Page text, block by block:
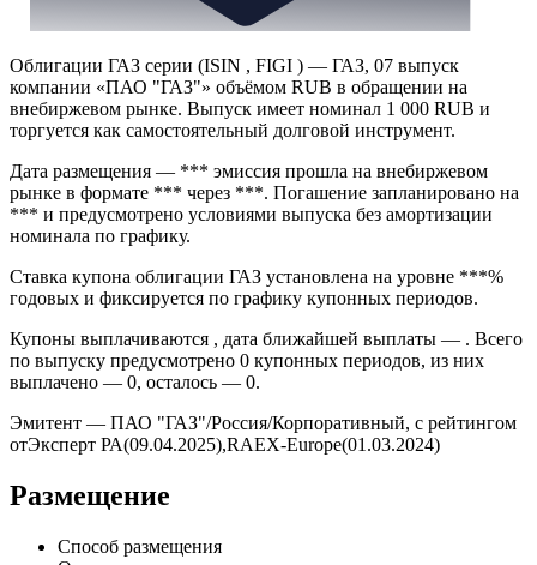
Облигации ГАЗ серии (ISIN , FIGI ) — ГАЗ, 07 выпуск
компании «ПАО "ГАЗ"» объёмом RUB в обращении на
внебиржевом рынке. Выпуск имеет номинал 1 000 RUB и
торгуется как самостоятельный долговой инструмент.
Дата размещения — *** эмиссия прошла на внебиржевом
рынке в формате *** через ***. Погашение запланировано на
*** и предусмотрено условиями выпуска без амортизации
номинала по графику.
Ставка купона облигации ГАЗ установлена на уровне ***%
годовых и фиксируется по графику купонных периодов.
Купоны выплачиваются , дата ближайшей выплаты — . Всего
по выпуску предусмотрено 0 купонных периодов, из них
выплачено — 0, осталось — 0.
Эмитент — ПАО "ГАЗ"/Россия/Корпоративный, с рейтингом
отЭксперт РА(09.04.2025),RAEX-Europe(01.03.2024)
Размещение
Способ размещения